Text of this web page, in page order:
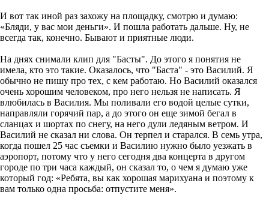
И вот так иной раз захожу на площадку, смотрю и думаю:
«Бляди, у вас мои деньги». И пошла работать дальше. Ну, не
всегда так, конечно. Бывают и приятные люди.
На днях снимали клип для "Басты". До этого я понятия не
имела, кто это такие. Оказалось, что "Баста" - это Василий. Я
обычно не пишу про тех, с кем работаю. Но Василий оказался
очень хорошим человеком, про него нельзя не написать. Я
влюбилась в Василия. Мы поливали его водой целые сутки,
направляли горячий пар, а до этого он еще зимой бегал в
сланцах и шортах по снегу, на него дули ледяным ветром. И
Василий не сказал ни слова. Он терпел и старался. В семь утра,
когда пошел 25 час съемки и Василию нужно было уезжать в
аэропорт, потому что у него сегодня два концерта в другом
городе по три часа каждый, он сказал то, о чем я думаю уже
который год: «Ребята, вы как хорошая марихуана и поэтому к
вам только одна просьба: отпустите меня».